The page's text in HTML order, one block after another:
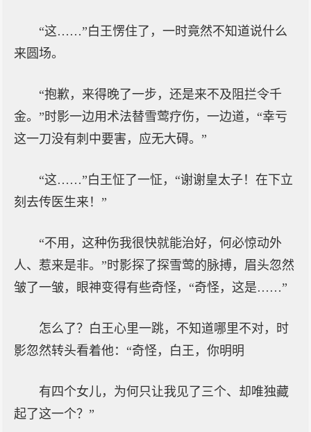
“这……”白王愣住了，一时竟然不知道说什么
来圆场。
“抱歉，来得晚了一步，还是来不及阻拦令千
金。”时影一边用术法替雪莺疗伤，一边道，“幸亏
这一刀没有刺中要害，应无大碍。”
“这……”白王怔了一怔，“谢谢皇太子！在下立
刻去传医生来！”
“不用，这种伤我很快就能治好，何必惊动外
人、惹来是非。”时影探了探雪莺的脉搏，眉头忽然
皱了一皱，眼神变得有些奇怪，“奇怪，这是……”
怎么了？白王心里一跳，不知道哪里不对，时
影忽然转头看着他：“奇怪，白王，你明明
有四个女儿，为何只让我见了三个、却唯独藏
起了这一个？”